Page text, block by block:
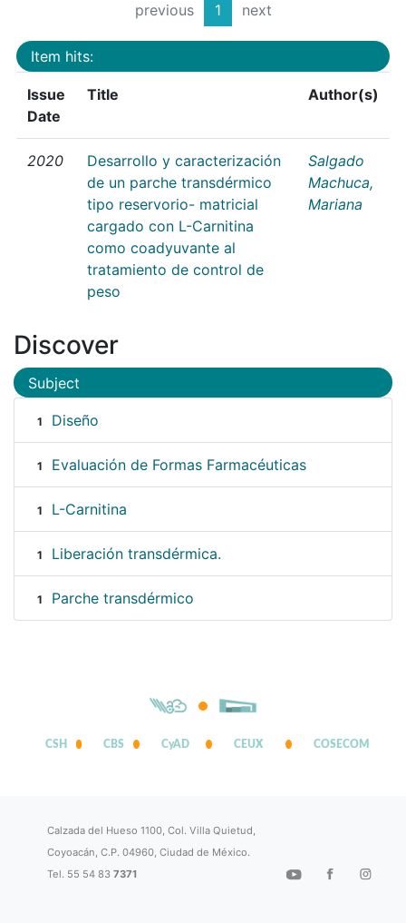
previous 1 next
Item hits:
Issue
Date
Title Author(s)
2020
Desarrollo y caracterización
de un parche transdérmico
tipo reservorio- matricial
cargado con L-Carnitina
como coadyuvante al
tratamiento de control de
peso
Salgado
Machuca,
Mariana
Discover
Subject
1 Diseño
1 Evaluación de Formas Farmacéuticas
1 L-Carnitina
1 Liberación transdérmica.
1 Parche transdérmico
CSH CBS CyAD CEUX COSECOM
Calzada del Hueso 1100, Col. Villa Quietud,
Coyoacán, C.P. 04960, Ciudad de México.
Tel. 55 54 837371